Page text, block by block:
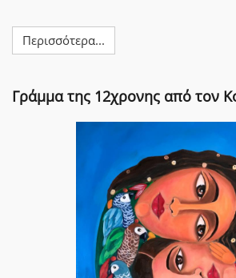
Περισσότερα...
Γράμμα της 12χρονης από τον